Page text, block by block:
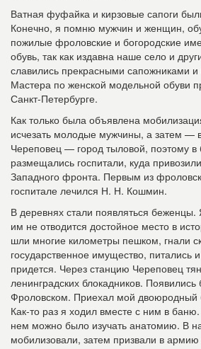
Ватная фуфайка и кирзовые сапоги
Конечно, я помню мужчин и женщин,
пожилые фроловские и богородские
обувь, так как издавна наше село и
славились прекрасными сапожниками
Мастера по женской модельной обуви
Санкт-Петербурге.
Как только была объявлена
исчезать молодые мужчины, а затем —
Череповец — город тыловой, поэтому в
размещались госпитали, куда
Западного фронта. Первым из
госпитале лечился Н. Н. Кошмин.
В деревнях стали появляться
им не отводится достойное место в
шли многие километры пешком, гнали
государственное имущество, питались
придется. Через станцию Череповец
ленинградских блокадников. Появились
Фроловском. Приехал мой двоюродный
Как-то раз я ходил вместе с ним в
нем можно было изучать анатомию. В
мобилизовали, затем призвали в